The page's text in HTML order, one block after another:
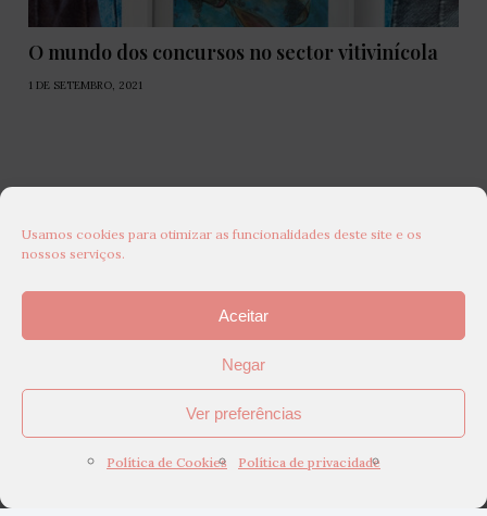
Usamos cookies para otimizar as funcionalidades deste site e os
nossos serviços.
Aceitar
Negar
Ver preferências
Política de Cookies Política de privacidade
O mundo dos concursos no sector vitivinícola
1 DE SETEMBRO, 2021